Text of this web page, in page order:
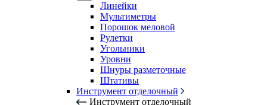
Линейки
Мультиметры
Порошок меловой
Рулетки
Угольники
Уровни
Шнуры разметочные
Штативы
Инструмент отделочный
Инструмент отделочный